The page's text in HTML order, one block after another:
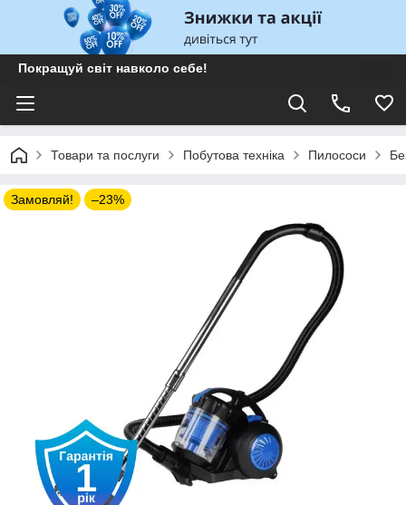
Покращуй світ навколо себе!
Товари та послуги Побутова техніка Пилососи
Замовляй! –23%